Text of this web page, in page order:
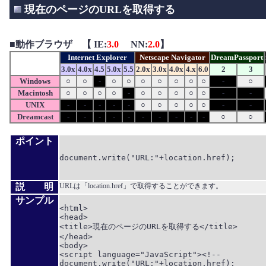
現在のページのURLを取得する
■動作ブラウザ 【 IE:3.0 NN:2.0】
Internet Explorer Netscape Navigator DreamPassport
3.0x 4.0x 4.5 5.0x 5.5 2.0x 3.0x 4.0x 4.x 6.0 2 3
Windows
○ ○ - ○ ○ ○ ○ ○ ○ ○ - ○
Macintosh
○ ○ ○ ○ - ○ ○ ○ ○ ○ - -
UNIX
- - - - - ○ ○ ○ ○ ○ - -
Dreamcast
- - - - - - - - - - ○ ○
ポイント
document.write("URL:"+location.href);
説 明 URLは「location.href」で取得することができます。
サンプル
<html>
<head>
<title>現在のページのURLを取得する</title>
</head>
<body>
<script language="JavaScript"><!--
document.write("URL:"+location.href);